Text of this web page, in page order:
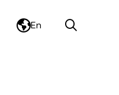
En Search